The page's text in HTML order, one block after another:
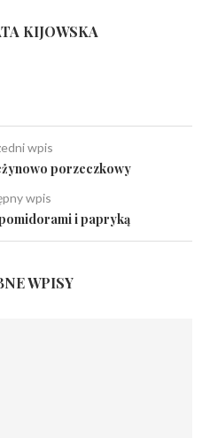
KIJOWSKA
wpis
porzeczkowy
wpis
i papryką
WPISY